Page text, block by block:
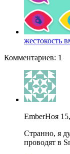
жестокость
Комментариев: 1
EmberНоя
Странно, я
проводят в